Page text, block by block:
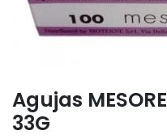
Agujas
33G